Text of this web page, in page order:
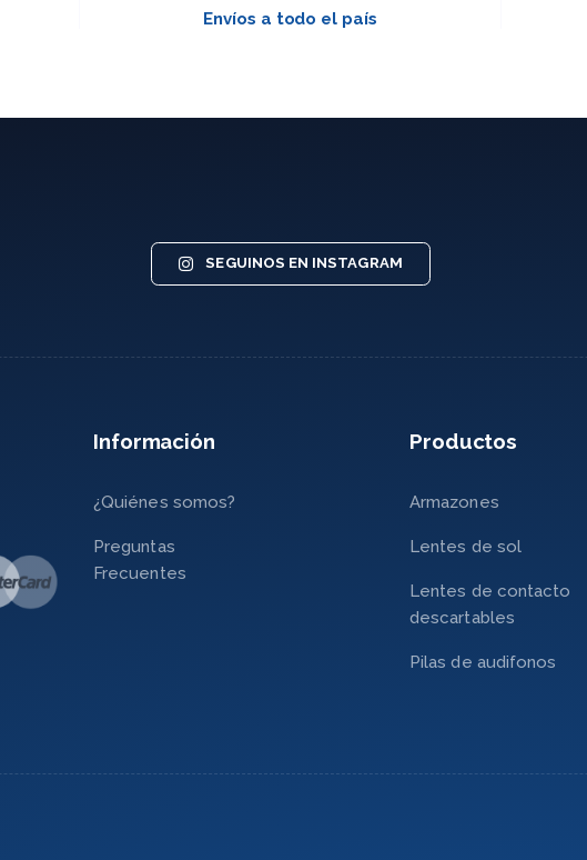
Envíos a todo el país
SEGUINOS EN INSTAGRAM
Información
¿Quiénes somos?
Preguntas
Frecuentes
Productos
Armazones
Lentes de sol
Lentes de contacto
descartables
Pilas de audifonos